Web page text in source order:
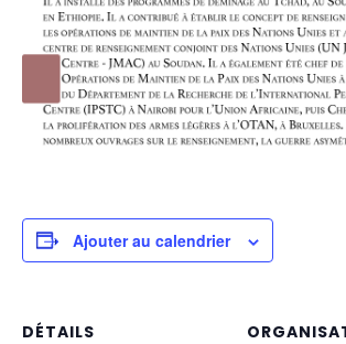
Ajouter au calendrier
DÉTAILS